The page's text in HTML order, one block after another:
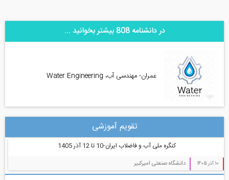
در دانشنامه 808 بیشتر بخوانید ...
عمران- مهندسی آب، Water Engineering
تقویم آموزشی
کنگره ملی آب و فاضلاب ایران-10 تا 12 آذر 1405
دانشگاه صنعتی امیرکبیر